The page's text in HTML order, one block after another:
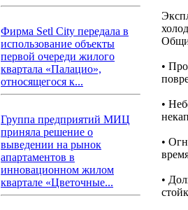
Фирма Setl City передала в
использование объекты
первой очереди жилого
квартала «Палацио»,
относящегося к...
Группа предприятий МИЦ
приняла решение о
выведении на рынок
апартаментов в
инновационном жилом
квартале «Цветочные...
•
•
•
•